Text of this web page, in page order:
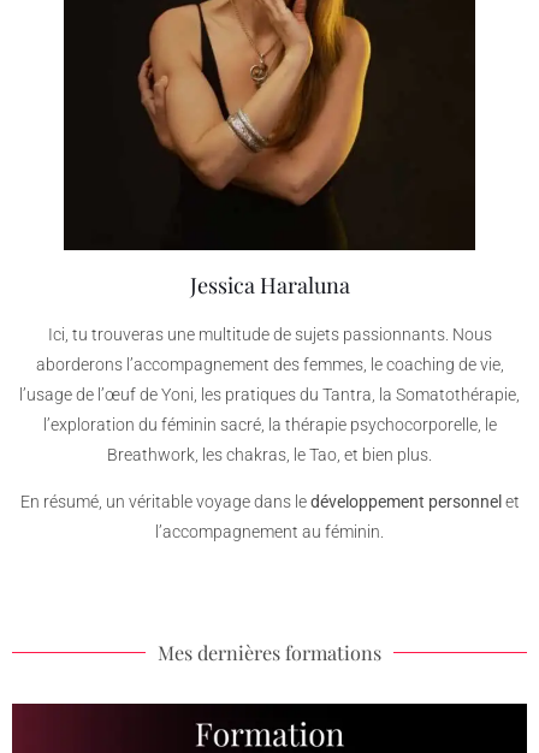
Jessica Haraluna
Ici, tu trouveras une multitude de sujets passionnants. Nous
aborderons l’accompagnement des femmes, le coaching de vie,
l’usage de l’œuf de Yoni, les pratiques du Tantra, la Somatothérapie,
l’exploration du féminin sacré, la thérapie psychocorporelle, le
Breathwork, les chakras, le Tao, et bien plus.
En résumé, un véritable voyage dans ledéveloppement personnel et
l’accompagnement au féminin.
Mes dernières formations